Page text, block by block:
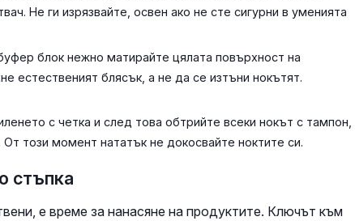
Не ги изрязвайте, освен ако не сте сигурни в уменията
блок нежно матирайте цялата повърхност на
естественият блясък, а не да се изтъни нокътят.
с четка и след това обтрийте всеки нокът с тампон,
този момент нататък не докосвайте ноктите си.
стъпка
е време за нанасяне на продуктите. Ключът към